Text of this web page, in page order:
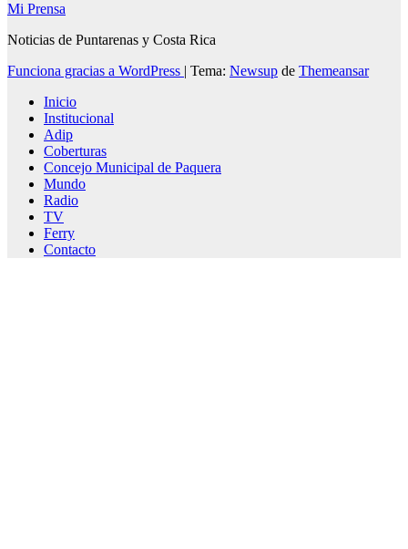
Mi Prensa
Noticias de Puntarenas y Costa Rica
Funciona gracias a WordPress | Tema: Newsup de Themeansar
Inicio
Institucional
Adip
Coberturas
Concejo Municipal de Paquera
Mundo
Radio
TV
Ferry
Contacto